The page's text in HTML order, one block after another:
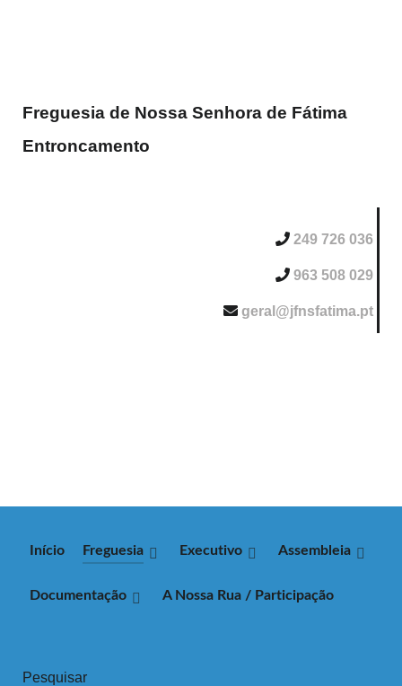
Freguesia de Nossa Senhora de Fátima
Entroncamento
249 726 036
963 508 029
geral@jfnsfatima.pt
Início Freguesia Executivo Assembleia
Documentação A Nossa Rua / Participação
Pesquisar